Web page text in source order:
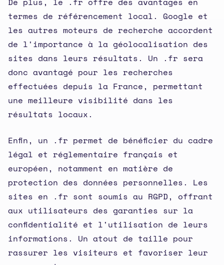
termes de référencement local. Google et
les autres moteurs de recherche accordent
de l'importance à la géolocalisation des
sites dans leurs résultats. Un .fr sera
donc avantagé pour les recherches
effectuées depuis la France, permettant
une meilleure visibilité dans les
résultats locaux.
Enfin, un .fr permet de bénéficier du cadre
légal et réglementaire français et
européen, notamment en matière de
protection des données personnelles. Les
sites en .fr sont soumis au RGPD, offrant
aux utilisateurs des garanties sur la
confidentialité et l'utilisation de leurs
informations. Un atout de taille pour
rassurer les visiteurs et favoriser leur